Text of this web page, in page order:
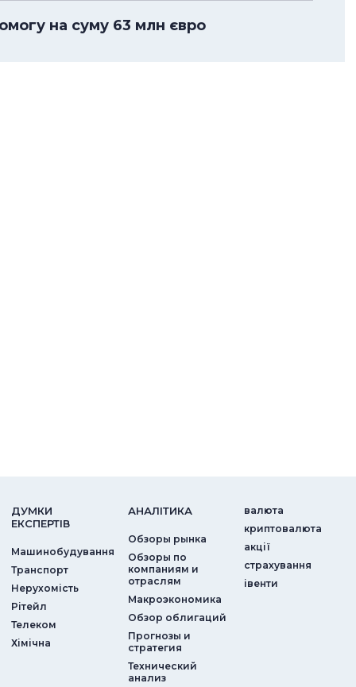
на суму 63 млн євро
ДУМКИ
ЕКСПЕРТIВ
Машинобудування
Транспорт
Нерухомість
Рітейл
Телеком
Хімічна
АНАЛIТИКА
Обзоры рынка
Обзоры по
компаниям и
отраслям
Макроэкономика
Обзор облигаций
Прогнозы и
стратегия
Технический
анализ
валюта
криптовалюта
акції
страхування
iвенти